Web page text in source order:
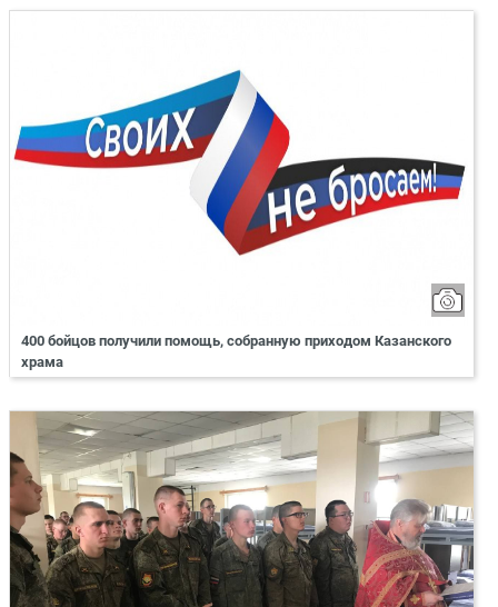
400 бойцов получили помощь, собранную приходом Казанского
храма